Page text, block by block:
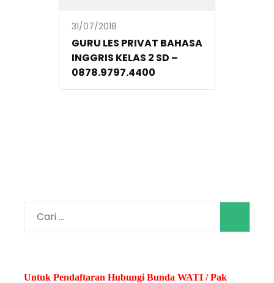
31/07/2018
GURU LES PRIVAT BAHASA
INGGRIS KELAS 2 SD –
0878.9797.4400
Cari
untuk:
Untuk Pendaftaran Hubungi Bunda WATI / Pak